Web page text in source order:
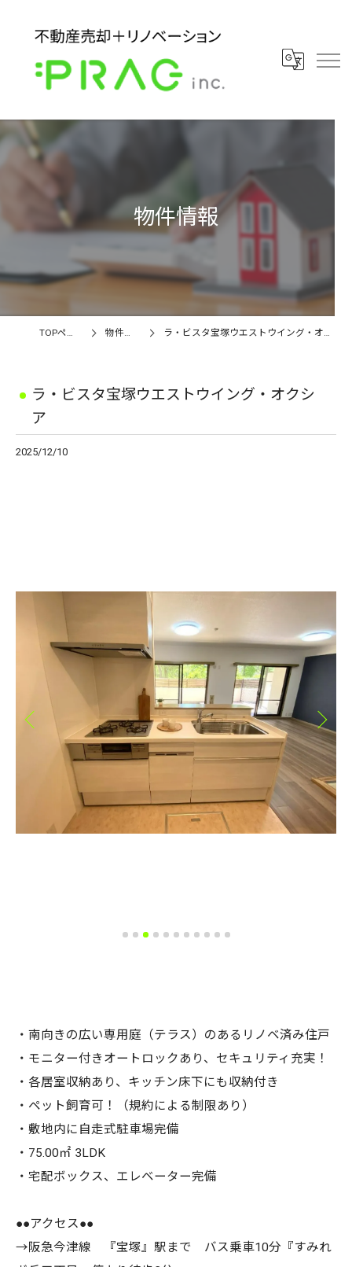
物件情報
TOPページ 物件情報 ラ・ビスタ宝塚ウエストウイング・オクシア
ラ・ビスタ宝塚ウエストウイング・オクシ
ア
2025/12/10
・南向きの広い専用庭（テラス）のあるリノベ済み住戸
・モニター付きオートロックあり、セキュリティ充実！
・各居室収納あり、キッチン床下にも収納付き
・ペット飼育可！（規約による制限あり）
・敷地内に自走式駐車場完備
・75.00㎡ 3LDK
・宅配ボックス、エレベーター完備
●●アクセス●●
→阪急今津線 『宝塚』駅まで バス乗車10分『すみれ